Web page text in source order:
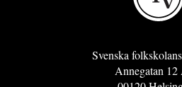
Svenska
Annegatan 12